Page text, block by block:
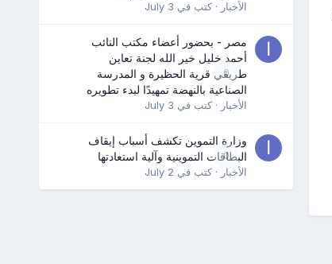
الأخبار · كتب في July 3
0
مصر - بحضور أعضاء مكتب النائب
أحمد خليل خير الله لجنة تعاين
طريقي قرية الحظيرة و المدرسة
الصناعية بالنهضة تمهيدًا لبدء تطويره
الأخبار · كتب في July 3
0
وزارة التموين تكشف أسباب إيقاف
البطاقات التموينية وآلية استعادتها
الأخبار · كتب في July 2